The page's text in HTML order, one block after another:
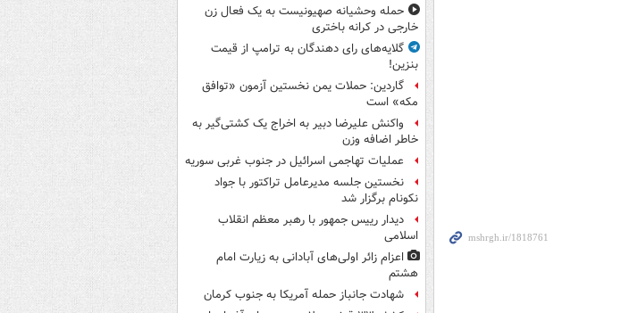
حمله وحشیانه صهیونیست به یک فعال زن
خارجی در کرانه باختری
گلایه‌های رای دهندگان به ترامپ از قیمت
بنزین!
گاردین: حملات یمن نخستین آزمون «توافق
مکه» است
واکنش علیرضا دبیر به اخراج یک کشتی‌گیر به
خاطر اضافه وزن
عملیات تهاجمی اسرائیل در جنوب غربی سوریه
نخستین جلسه مدیرعامل تراکتور با جواد
نکونام برگزار شد
دیدار رییس جمهور با رهبر معظم انقلاب
اسلامی
اعزام زائر اولی‌های آبادانی به زیارت امام
هشتم
شهادت جانباز حمله آمریکا به جنوب کرمان